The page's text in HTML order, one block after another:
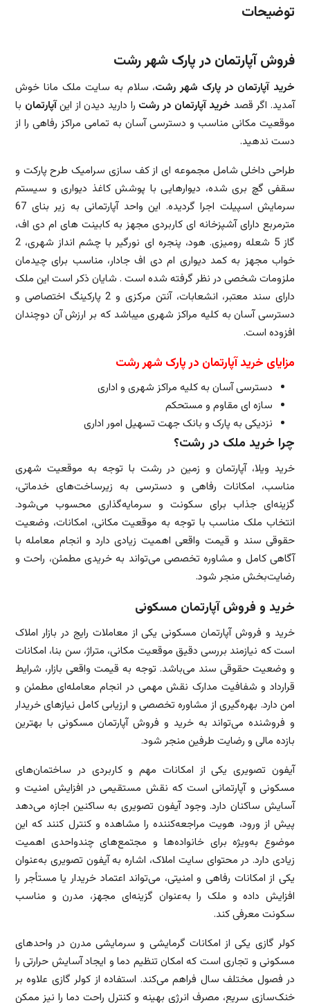
توضیحات
فروش آپارتمان در پارک شهر رشت
خرید آپارتمان در پارک شهر رشت، سلام به سایت ملک مانا خوش
آمدید. اگر قصد خرید آپارتمان در رشت را دارید دیدن از اینآپارتمان با
موقعیت مکانی مناسب و دسترسی آسان به تمامی مراکز رفاهی را از
دست ندهید.
طراحی داخلی شامل مجموعه ای از کف سازی سرامیک طرح پارکت و
سقفی گچ بری شده، دیوارهایی با پوشش کاغذ دیواری و سیستم
سرمایش اسپیلت اجرا گردیده. این واحد آپارتمانی به زیر بنای 67
مترمربع دارای آشپزخانه ای کاربردی مجهز به کابینت های ام دی اف،
گاز 5 شعله رومیزی. هود، پنجره ای نورگیر با چشم انداز شهری، 2
خواب مجهز به کمد دیواری ام دی اف جادار، مناسب برای چیدمان
ملزومات شخصی در نظر گرفته شده است . شایان ذکر است این ملک
دارای سند معتبر، انشعابات، آنتن مرکزی و 2 پارکینگ اختصاصی و
دسترسی آسان به کلیه مراکز شهری میباشد که بر ارزش آن دوچندان
افزوده است.
مزایای خرید آپارتمان در پارک شهر رشت
دسترسی آسان به کلیه مراکز شهری و اداری
سازه ای مقاوم و مستحکم
نزدیکی به پارک و بانک جهت تسهیل امور اداری
چرا خرید ملک در رشت؟
خرید ویلا، آپارتمان و زمین در رشت با توجه به موقعیت شهری
مناسب، امکانات رفاهی و دسترسی به زیرساخت‌های خدماتی،
گزینه‌ای جذاب برای سکونت و سرمایه‌گذاری محسوب می‌شود.
انتخاب ملک مناسب با توجه به موقعیت مکانی، امکانات، وضعیت
حقوقی سند و قیمت واقعی اهمیت زیادی دارد و انجام معامله با
آگاهی کامل و مشاوره تخصصی می‌تواند به خریدی مطمئن، راحت و
رضایت‌بخش منجر شود.
خرید و فروش آپارتمان مسکونی
خرید و فروش آپارتمان مسکونی یکی از معاملات رایج در بازار املاک
است که نیازمند بررسی دقیق موقعیت مکانی، متراژ، سن بنا، امکانات
و وضعیت حقوقی سند می‌باشد. توجه به قیمت واقعی بازار، شرایط
قرارداد و شفافیت مدارک نقش مهمی در انجام معامله‌ای مطمئن و
امن دارد. بهره‌گیری از مشاوره تخصصی و ارزیابی کامل نیازهای خریدار
و فروشنده می‌تواند به خرید و فروش آپارتمان مسکونی با بهترین
بازده مالی و رضایت طرفین منجر شود.
آیفون تصویری یکی از امکانات مهم و کاربردی در ساختمان‌های
مسکونی و آپارتمانی است که نقش مستقیمی در افزایش امنیت و
آسایش ساکنان دارد. وجود آیفون تصویری به ساکنین اجازه می‌دهد
پیش از ورود، هویت مراجعه‌کننده را مشاهده و کنترل کنند که این
موضوع به‌ویژه برای خانواده‌ها و مجتمع‌های چندواحدی اهمیت
زیادی دارد. در محتوای سایت املاک، اشاره به آیفون تصویری به‌عنوان
یکی از امکانات رفاهی و امنیتی، می‌تواند اعتماد خریدار یا مستأجر را
افزایش داده و ملک را به‌عنوان گزینه‌ای مجهز، مدرن و مناسب
سکونت معرفی کند.
کولر گازی یکی از امکانات گرمایشی و سرمایشی مدرن در واحدهای
مسکونی و تجاری است که امکان تنظیم دما و ایجاد آسایش حرارتی را
در فصول مختلف سال فراهم می‌کند. استفاده از کولر گازی علاوه بر
خنک‌سازی سریع، مصرف انرژی بهینه و کنترل راحت دما را نیز ممکن